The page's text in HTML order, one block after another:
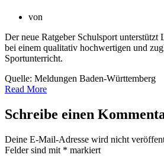
von
Der neue Ratgeber Schulsport unterstützt
bei einem qualitativ hochwertigen und
Sportunterricht.
Quelle: Meldungen Baden-Württemberg
Read More
Schreibe einen
Deine E-Mail-Adresse wird nicht
Felder sind mit * markiert